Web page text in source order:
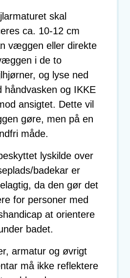
skal
ca. 10-12 cm
væggen eller direkte
i de to
og lyse ned
håndvasken og IKKE
ansigtet. Dette vil
gøre, men på en
måde.
lyskilde over
badekar er
da den gør det
for personer med
at orientere
badet.
armatur og øvrigt
må ikke reflektere